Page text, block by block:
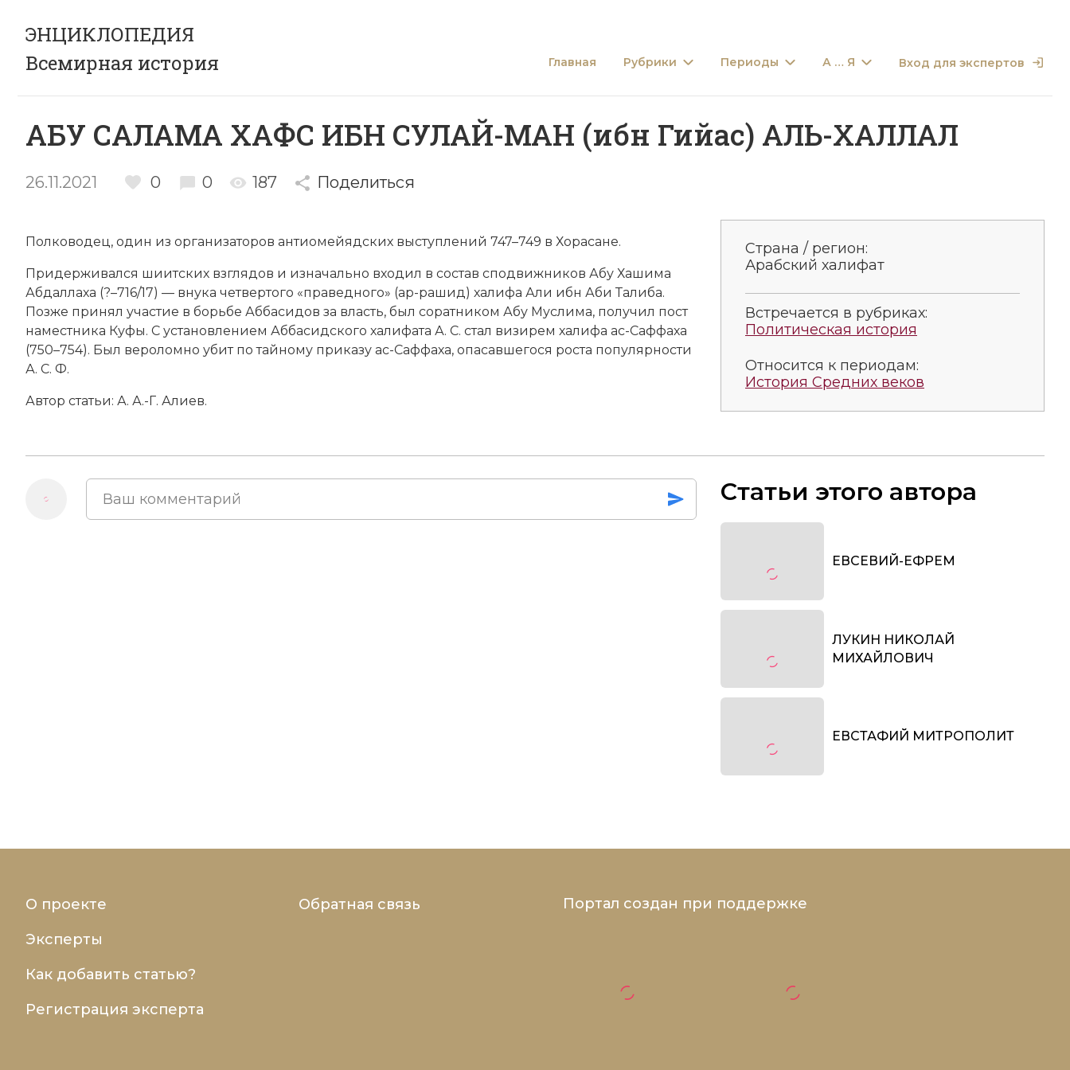
ЭНЦИКЛОПЕДИЯ
Всемирная история
Главная Рубрики Периоды А … Я Вход для экспертов
АБУ САЛАМА ХАФС ИБН СУЛАЙ-МАН (ибн Гийас) АЛЬ-ХАЛЛАЛ
26.11.2021 0 0 187 Поделиться
Полководец, один из организаторов антиомейядских выступлений 747–749 в Хорасане.
Придерживался шиитских взглядов и изначально входил в состав сподвижников Абу Хашима
Абдаллаха (?–716/17) — внука четвертого «праведного» (ар-рашид) халифа Али ибн Аби Талиба.
Позже принял участие в борьбе Аббасидов за власть, был соратником Абу Муслима, получил пост
наместника Куфы. С установлением Аббасидского халифата А. С. стал визирем халифа ас-Саффаха
(750–754). Был вероломно убит по тайному приказу ас-Саффаха, опасавшегося роста популярности
А. С. Ф.
Автор статьи: А. А.-Г. Алиев.
Страна / регион:
Арабский халифат
Встречается в рубриках:
Политическая история
Относится к периодам:
История Средних веков
Статьи этого автора
ЕВСЕВИЙ-ЕФРЕМ
ЛУКИН НИКОЛАЙ
МИХАЙЛОВИЧ
ЕВСТАФИЙ МИТРОПОЛИТ
О проекте
Эксперты
Как добавить статью?
Регистрация эксперта
Обратная связь Портал создан при поддержке